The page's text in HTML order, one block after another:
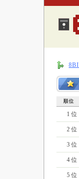
順位
1 位
2 位
3 位
4 位
5 位